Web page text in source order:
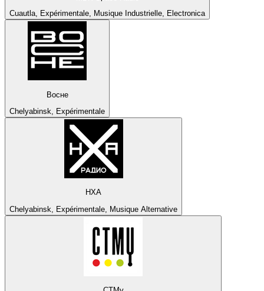
Cuautla, Expérimentale, Musique Industrielle, Electronica
Восне
Chelyabinsk, Expérimentale
НХА
Chelyabinsk, Expérimentale, Musique Alternative